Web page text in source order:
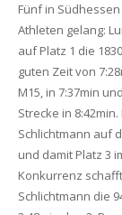
Fünf in
Athleten gelang:
auf Platz 1 die
guten Zeit von
M15, in 7:37min
Strecke in
Schlichtmann auf
und damit Platz 3
Konkurrenz
Schlichtmann die